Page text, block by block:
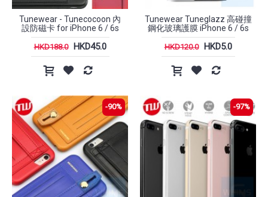
Tunewear - Tunecocoon 內
設防磁卡 for iPhone 6 / 6s
HKD188.0 HKD45.0
Tunewear Tuneglazz 高碰撞
鋼化玻璃護膜 iPhone 6 / 6s
HKD120.0 HKD5.0
-90% -97%